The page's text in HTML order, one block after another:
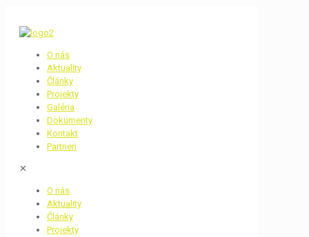
O nás
Aktuality
Články
Projekty
Galéria
Dokumenty
Kontakt
Partneri
✕
O nás
Aktuality
Články
Projekty